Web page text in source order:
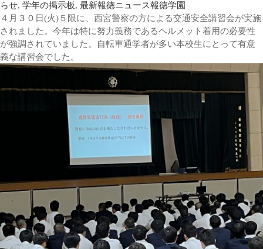
らせ, 学年の掲示板, 最新報徳ニュース報徳学園
４月３０日(火)５限に、西宮警察の方による交通安全講習会が実施
されました。今年は特に努力義務であるヘルメット着用の必要性
が強調されていました。自転車通学者が多い本校生にとって有意
義な講習会でした。